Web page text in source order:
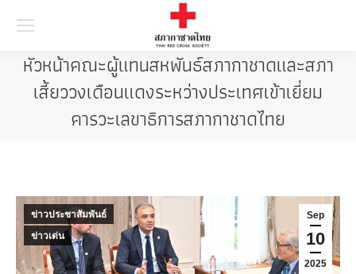
หัวหน้าคณะผู้แทนสหพันธ์สภากาชาดและสภา
เสี้ยววงเดือนแดงระหว่างประเทศเข้าเยี่ยม
คารวะเลขาธิการสภากาชาดไทย
Sep
10
2025
ข่าวประชาสัมพันธ์
ข่าวเด่น